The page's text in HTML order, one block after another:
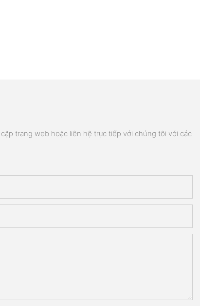
trang web hoặc liên hệ trực tiếp với chúng tôi với các